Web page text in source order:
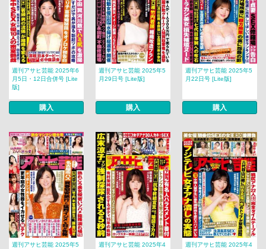
週刊アサヒ芸能 2025年6
月5日・12日合併号 [Lite
版]
購入
週刊アサヒ芸能 2025年5
月29日号 [Lite版]
購入
週刊アサヒ芸能 2025年5
月22日号 [Lite版]
購入
週刊アサヒ芸能 2025年5
週刊アサヒ芸能 2025年4
週刊アサヒ芸能 2025年4